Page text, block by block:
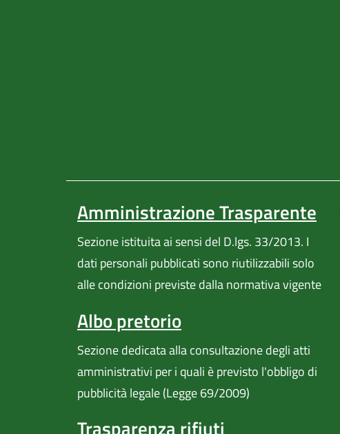
Amministrazione Trasparente
Sezione istituita ai sensi del D.lgs. 33/2013. I
dati personali pubblicati sono riutilizzabili solo
alle condizioni previste dalla normativa vigente
Albo pretorio
Sezione dedicata alla consultazione degli atti
amministrativi per i quali è previsto l'obbligo di
pubblicità legale (Legge 69/2009)